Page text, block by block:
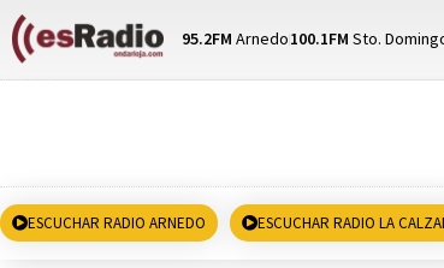
95.2FM Arnedo100.1FM Sto.
ESCUCHAR RADIO ARNEDO ESCUCHAR RADIO LA